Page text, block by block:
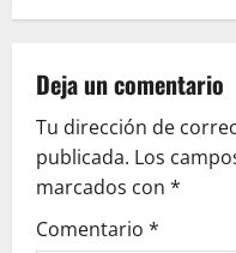
n
a
v
i
g
Deja un comentario
Tu dirección de
publicada. Los
marcados con *
Comentario *